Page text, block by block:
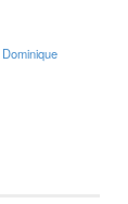
Dominique